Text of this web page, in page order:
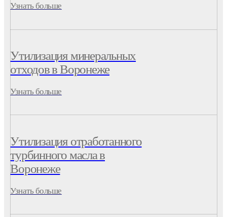
Узнать больше
Утилизация минеральных
отходов в Воронеже
Узнать больше
Утилизация отработанного
турбинного масла в
Воронеже
Узнать больше